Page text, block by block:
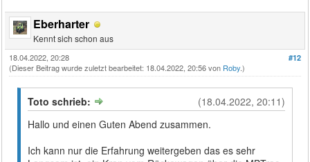
Eberharter
Kennt sich schon aus
#12
18.04.2022, 20:28
(Dieser Beitrag wurde zuletzt bearbeitet: 18.04.2022, 20:56 von Roby.)
(18.04.2022, 20:11)
Toto schrieb:
Hallo und einen Guten Abend zusammen.
Ich kann nur die Erfahrung weitergeben das es sehr